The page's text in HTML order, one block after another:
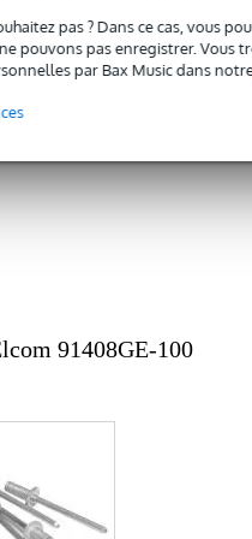
pas ? Dans ce cas, vous
pouvons pas enregistrer. Vous
par Bax Music dans
l'emballage inclus
x 10,0 x 2,0 cm
91408GE-100